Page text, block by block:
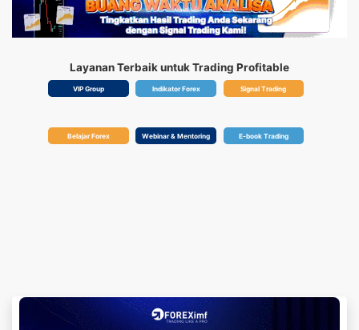
Layanan Terbaik untuk Trading Profitable
VIP Group Indikator Forex Signal Trading
Belajar Forex Webinar & Mentoring E-book Trading